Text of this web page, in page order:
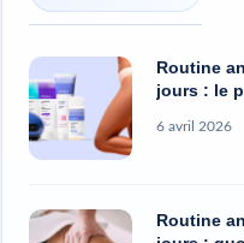
Routine
jours : le
6 avril 2026
Routine